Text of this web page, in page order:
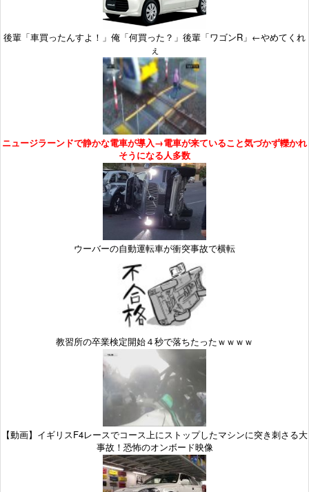
後輩「車買ったんすよ！」俺「何買った？」後輩「ワゴンR」←やめてくれ
ぇ
ニュージラーンドで静かな電車が導入→電車が来ていること気づかず轢かれ
そうになる人多数
ウーバーの自動運転車が衝突事故で横転
教習所の卒業検定開始４秒で落ちたったｗｗｗｗ
【動画】イギリスF4レースでコース上にストップしたマシンに突き刺さる大
事故！恐怖のオンボード映像